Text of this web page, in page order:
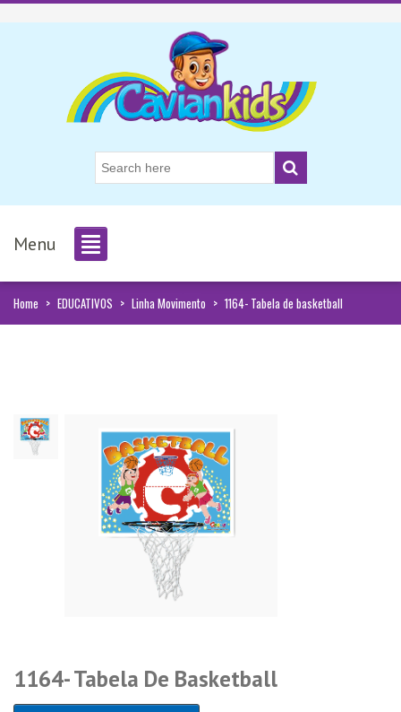
Menu
Home > EDUCATIVOS > Linha Movimento > 1164- Tabela de basketball
1164- Tabela De Basketball